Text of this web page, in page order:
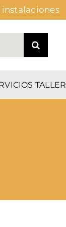
instalaciones
TALLER